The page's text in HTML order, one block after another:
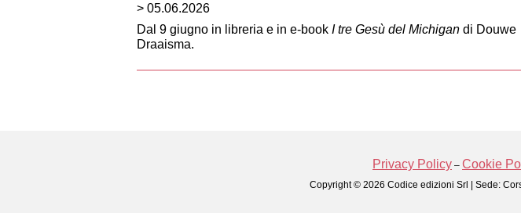
> 05.06.2026
Dal 9 giugno in libreria e in e-book I tre Gesù del Michigandi Douwe
Draaisma.
Privacy Policy – Cookie
Copyright © 2026 Codice edizioni Srl | Sede: